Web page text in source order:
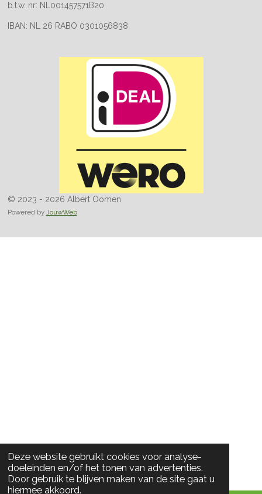
Deze website gebruikt cookies voor analyse-
doeleinden en/of het tonen van advertenties.
Door gebruik te blijven maken van de site gaat u
hiermee akkoord.
b.t.w. nr: NL001457571B20
IBAN: NL 26 RABO 0301056838
© 2023 - 2026 Albert Oomen
Powered by JouwWeb